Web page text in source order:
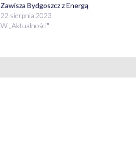
Zawisza Bydgoszcz z Energą
22 sierpnia 2023
W „Aktualności"